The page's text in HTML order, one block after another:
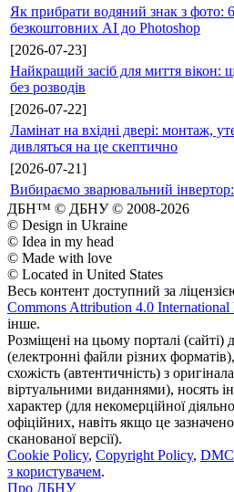
Як прибрати водяний знак з фото: 6
безкоштовних AI до Photoshop
[2026-07-23]
Найкращий засіб для миття вікон:
без розводів
[2026-07-22]
Ламінат на вхідні двері: монтаж,
дивляться на це скептично
[2026-07-21]
Вибираємо зварювальний
ДБН™ © ДБНУ © 2008-2026
© Design in Ukraine
© Idea in my head
© Made with love
© Located in United States
Весь контент доступний за
Commons Attribution 4.0 International
інше.
Розміщені на цьому порталі (сайті)
(електронні файли різних
схожість (автентичність) з
віртуальними виданнями), носять
характер (для некомерційної
офіційних, навіть якщо це
сканованої версії).
Cookie Policy, Copyright Policy,
з користувачем.
Про ДБНУ